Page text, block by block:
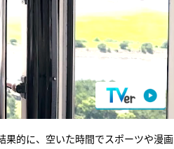
的に、空いた時間でスポーツや漫画